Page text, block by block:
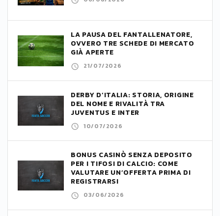
LA PAUSA DEL FANTALLENATORE,
OVVERO TRE SCHEDE DI MERCATO
GIÀ APERTE
21/07/2026
DERBY D’ITALIA: STORIA, ORIGINE
DEL NOME E RIVALITÀ TRA
JUVENTUS E INTER
10/07/2026
BONUS CASINÒ SENZA DEPOSITO
PER I TIFOSI DI CALCIO: COME
VALUTARE UN’OFFERTA PRIMA DI
REGISTRARSI
03/06/2026